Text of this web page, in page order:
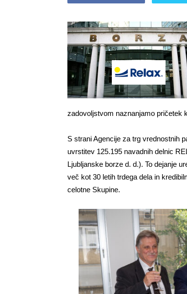
zadovoljstvom naznanjamo pričetek
S strani Agencije za trg vrednostnih
uvrstitev 125.195 navadnih delnic
Ljubljanske borze d. d.). To dejanje
več kot 30 letih trdega dela in
celotne Skupine.